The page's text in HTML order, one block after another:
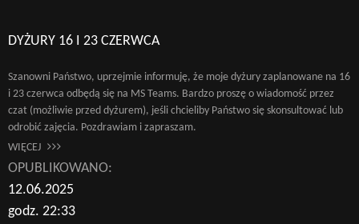
DYŻURY 16 I 23 CZERWCA
Szanowni Państwo, uprzejmie informuję, że moje dyżury zaplanowane na 16
i 23 czerwca odbędą się na MS Teams. Bardzo proszę o wiadomość przez
czat (możliwie przed dyżurem), jeśli chcieliby Państwo się skonsultować lub
odrobić zajęcia. Pozdrawiam i zapraszam.
WIĘCEJ
OPUBLIKOWANO:
12.06.2025
godz. 22:33